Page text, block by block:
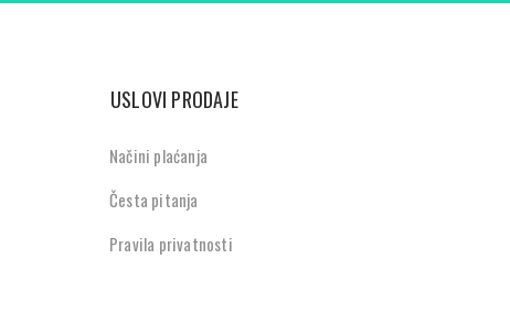
USLOVI PRODAJE
Načini plaćanja
Česta pitanja
Pravila privatnosti